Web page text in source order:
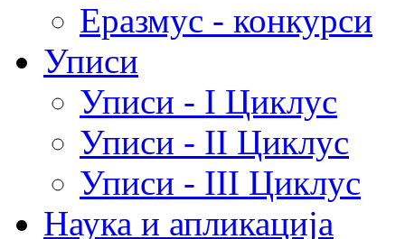
Еразмус - конкурси
Уписи
Уписи - I Циклус
Уписи - II Циклус
Уписи - III Циклус
Наука и апликација